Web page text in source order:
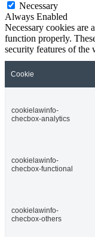
Necessary
Always Enabled
Necessary cookies are
function properly.
security features of the
Cookie
cookielawinfo-
checbox-analytics
cookielawinfo-
checbox-functional
cookielawinfo-
checbox-others